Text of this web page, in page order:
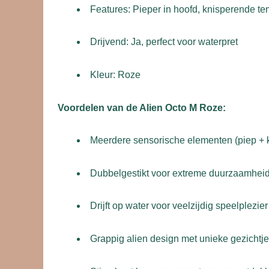
Features: Pieper in hoofd, knisperende
Drijvend: Ja, perfect voor waterpret
Kleur: Roze
Voordelen van de Alien Octo M Roze:
Meerdere sensorische elementen (piep +
Dubbelgestikt voor extreme duurzaamheid
Drijft op water voor veelzijdig speelplezier
Grappig alien design met unieke